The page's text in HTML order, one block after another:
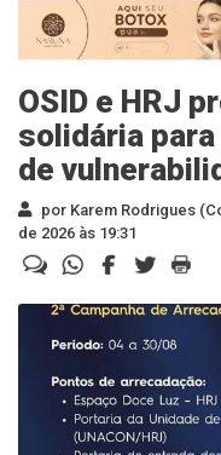
OSID e HRJ
solidária
de
por Karem Rodrigues
de 2026 às 19:31